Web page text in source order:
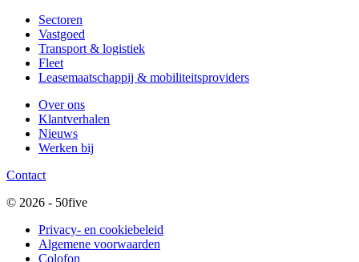
Sectoren
Vastgoed
Transport & logistiek
Fleet
Leasemaatschappij & mobiliteitsproviders
Over ons
Klantverhalen
Nieuws
Werken bij
Contact
© 2026 - 50five
Privacy- en cookiebeleid
Algemene voorwaarden
Colofon